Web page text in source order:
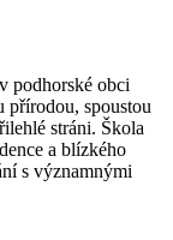
podhorské obci
přírodou, spoustou
stráni. Škola
a blízkého
s významnými